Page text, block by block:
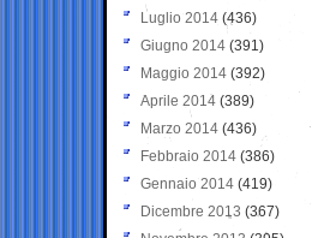
Luglio 2014 (436)
Giugno 2014 (391)
Maggio 2014 (392)
Aprile 2014 (389)
Marzo 2014 (436)
Febbraio 2014 (386)
Gennaio 2014 (419)
Dicembre 2013 (367)